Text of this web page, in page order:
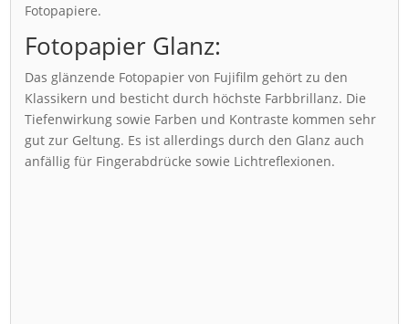
Fotopapiere.
Fotopapier Glanz:
Das glänzende Fotopapier von Fujifilm gehört zu den
Klassikern und besticht durch höchste Farbbrillanz. Die
Tiefenwirkung sowie Farben und Kontraste kommen sehr
gut zur Geltung. Es ist allerdings durch den Glanz auch
anfällig für Fingerabdrücke sowie Lichtreflexionen.